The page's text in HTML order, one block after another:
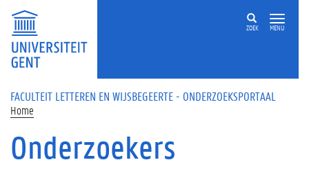
Overslaan en naar de inhoud gaan
ZOEK MENU
FACULTEIT LETTEREN EN WIJSBEGEERTE - ONDERZOEKSPORTAAL
Home
Onderzoekers